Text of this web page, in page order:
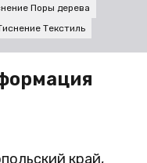
Поры дерева
Текстиль
край,